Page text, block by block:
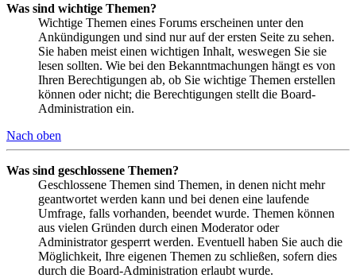
Was sind wichtige Themen?
Wichtige Themen eines Forums erscheinen unter den
Ankündigungen und sind nur auf der ersten Seite zu sehen.
Sie haben meist einen wichtigen Inhalt, weswegen Sie sie
lesen sollten. Wie bei den Bekanntmachungen hängt es von
Ihren Berechtigungen ab, ob Sie wichtige Themen erstellen
können oder nicht; die Berechtigungen stellt die Board-
Administration ein.
Nach oben
Was sind geschlossene Themen?
Geschlossene Themen sind Themen, in denen nicht mehr
geantwortet werden kann und bei denen eine laufende
Umfrage, falls vorhanden, beendet wurde. Themen können
aus vielen Gründen durch einen Moderator oder
Administrator gesperrt werden. Eventuell haben Sie auch die
Möglichkeit, Ihre eigenen Themen zu schließen, sofern dies
durch die Board-Administration erlaubt wurde.